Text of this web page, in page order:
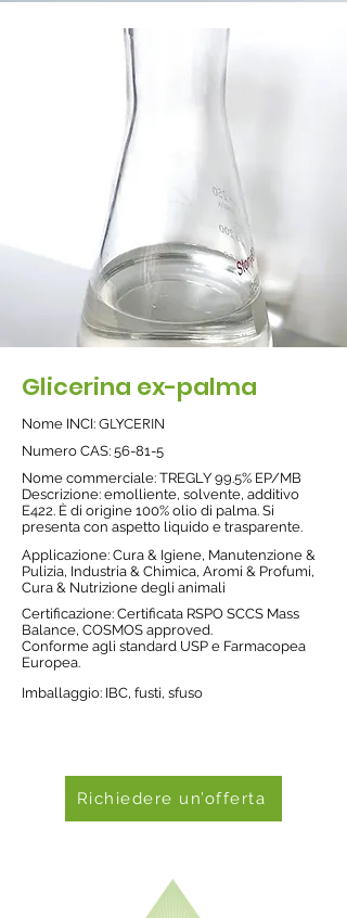
Glicerina ex-palma
Nome INCI: GLYCERIN
Numero CAS: 56-81-5
Nome commerciale: TREGLY 99.5% EP/MB
Descrizione: emolliente, solvente, additivo
E422. È di origine 100% olio di palma. Si
presenta con aspetto liquido e trasparente.
Applicazione: Cura & Igiene, Manutenzione &
Pulizia, Industria & Chimica, Aromi & Profumi,
Cura & Nutrizione degli animali
Certificazione: Certificata RSPO SCCS Mass
Balance, COSMOS approved.
Conforme agli standard USP e Farmacopea
Europea.
Imballaggio: IBC, fusti, sfuso
Richiedere un’offerta